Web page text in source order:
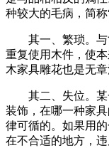
种较大的毛病，简称
其一、繁琐。与
重复使用木件，使
木家具雕花也是无
其二、失位。某
装饰，在哪一种家
律可循的。如果用
在不合适的地方，